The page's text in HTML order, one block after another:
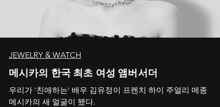
JEWELRY & WATCH
메시카의 한국 최초 여성 앰버서더
우리가 ‘친애하는’ 배우 김유정이 프렌치 하이 주얼리 메종
메시카의 새 얼굴이 됐다.